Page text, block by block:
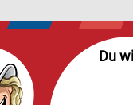
Du